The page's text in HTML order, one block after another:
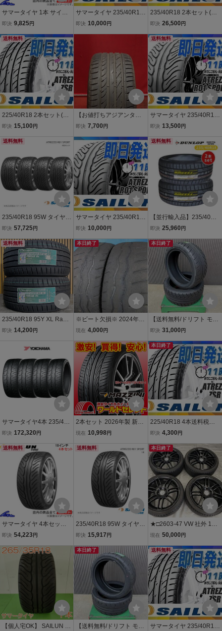
サマータイヤ 1本 サイル
ンタイヤ アトレッツォ ZS
SAILUN TIRE ATREZZO 2
15/40-18 18インチ 215m
m 40% 夏タイヤ
即決 9,825円
サマータイヤ 235/40R18
4本送料税込51,200円 SAI
即決 10,000 円
235/40R18 2本セット(2
本SET) SAILUN(サイレ
T サマータイヤ (新品 当日
発送 送料無料)
即決 26,500 円
送料無料
225/40R18 2本セット(2
本SET) SAILUN(サイレ
タイヤ (新品 当日発送 送
即決 15,100 円
【お値打ちアジアンタイ
ヤ】235/40R18 95W 1本
ATREZZO(アトレッツォ)
ZSR》 9.0分山 ベンツA C
LA シロッコ n18
即決 7,700 円
送料無料
サマータイヤ 235/40R18
1本価格(単品) SAILUN(サ
PORT (新品 当日発送 送
即決 13,500 円
送料無料
235/40R18 95W タイヤ 4
本セット 235 40 18 ATRE
サイルン
即決 57,725円
サマータイヤ 235/40R18
2本送料税込25,800円 SAI
R01 SPORT (新品 当日発
送)
即決 10,000 円
送料無料
【並行輸入品】235/40R1
8 2本セット 2026年製造
OP DIREZZA DZ102 送料
無料 ダンロップ ディレッ
ツァ 235/40/18
即決 25,960 円
送料無料
235/40R18 95Y XL Rauff
an FORZAR R4 新品 サマ
年製 ※本州送料無料 235/
即決 14,200 円
本日終了
※ビート欠損※ 2024年製
DUNLOP DIREZZA B11 2
№0138D 室内保管 ダンロ
ップ ディレッツア 18イン
チ 中古タイヤ
現在 4,000 円
本日終了
【送料無料/ドリフト モー
タースポーツ】2025年製
5/40R18 95W SPORT RS
2本セット◆D3329
即決 31,000 円
サマータイヤ4本 235/40R
18 95W XL ヨコハマ ADV
バ AD09
即決 172,320 円
2本セット 2026年製 新品
タイヤ MAZZINI マジニー
XL 夏 サマー 235 40 18 1
8インチ 即決 送料込￥15,
現在 10,998円
本日終了
225/40R18 4本送料税込2
8,400円 SAILUN(サイレ
タイヤ (新品 当日発送)☆
即決 4,300 円
送料無料
サマータイヤ 4本セット
サイルンタイヤ アトレッ
0ZR18 92W XL】SAILUN
TIRE ATREZZO R01 SPO
RT 225/40R18
即決 54,223 円
送料無料
235/40R18 95W タイヤ 1
本 235 40 18 ATREZZO R
ルン
即決 15,917 円
本日終了
★□2603-47 VW 社外 18
インチ 8J +50 PCD112 5
40R18 タイヤほぼ未使
用！ゴルフ5 ゴルフ6 ゴル
フ7 シロッコ
現在 50,000 円
【個人宅OK】 SAILUN 26
本日終了
【送料無料/ドリフト モー
送料無料
サマータイヤ 235/40R18